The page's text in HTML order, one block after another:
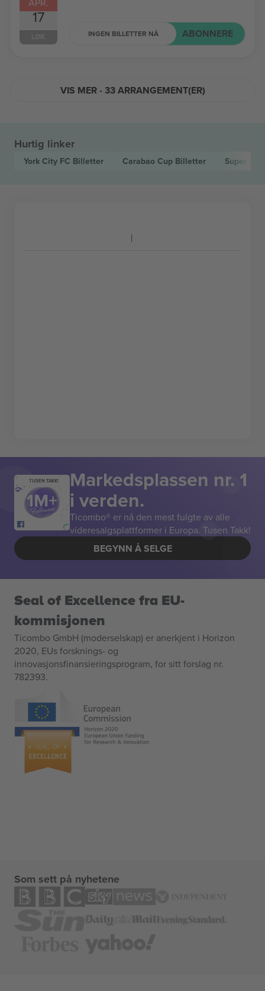
17
LØR. INGEN BILLETTER NÅ ABONNERE
VIS MER - 33 ARRANGEMENT(ER)
Hurtig linker
York City FC Billetter Carabao Cup Billetter Super
TUSEN TAKK! Markedsplassen nr. 1
i verden.
Ticombo® er nå den mest fulgte av alle
videresalgsplattformer i Europa. Tusen Takk!
BEGYNN Å SELGE
Seal of Excellence fra EU-
kommisjonen
Ticombo GmbH (moderselskap) er anerkjent i Horizon
2020, EUs forsknings- og
innovasjonsfinansieringsprogram, for sitt forslag nr.
782393.
Som sett på nyhetene